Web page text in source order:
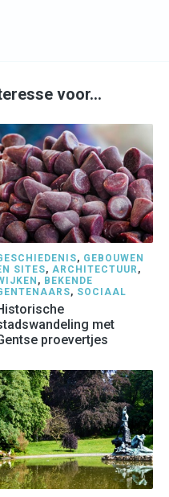
voor…
, GEBOUWEN
SITES, ARCHITECTUUR ,
, BEKENDE
, SOCIAAL
met
proevertjes